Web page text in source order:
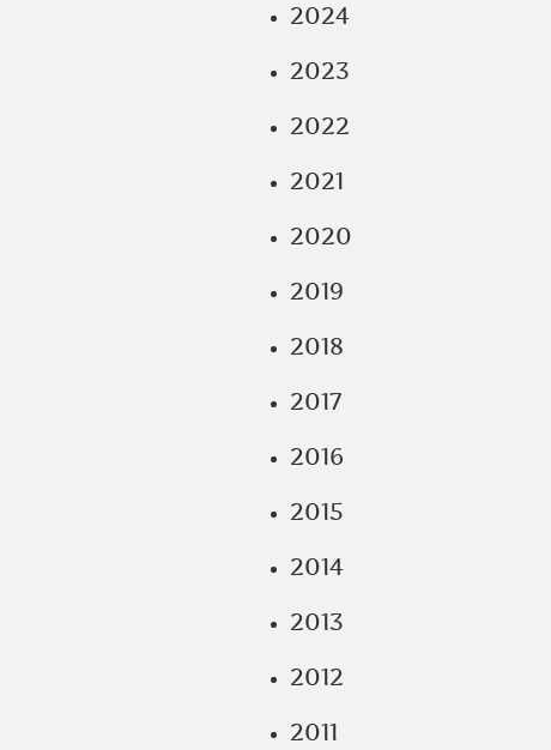
2024
2023
2022
2021
2020
2019
2018
2017
2016
2015
2014
2013
2012
2011